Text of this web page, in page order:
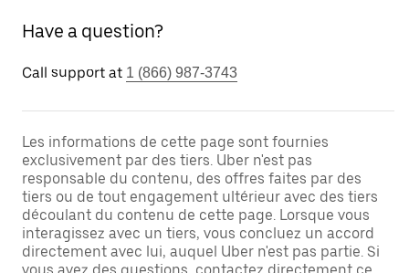
Have a question?
Call support at 1 (866) 987-3743
Les informations de cette page sont fournies
exclusivement par des tiers. Uber n'est pas
responsable du contenu, des offres faites par des
tiers ou de tout engagement ultérieur avec des tiers
découlant du contenu de cette page. Lorsque vous
interagissez avec un tiers, vous concluez un accord
directement avec lui, auquel Uber n'est pas partie. Si